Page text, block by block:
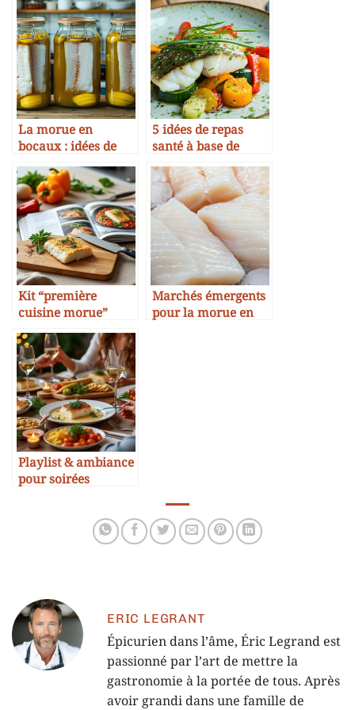
La morue en
bocaux : idées de
conserves maison
5 idées de repas
santé à base de
morue
Kit “première
cuisine morue”
pour débutants
Marchés émergents
pour la morue en
Playlist & ambiance
pour soirées
ERIC LEGRANT
Épicurien dans l’âme, Éric Legrand est
passionné par l’art de mettre la
gastronomie à la portée de tous. Après
avoir grandi dans une famille de